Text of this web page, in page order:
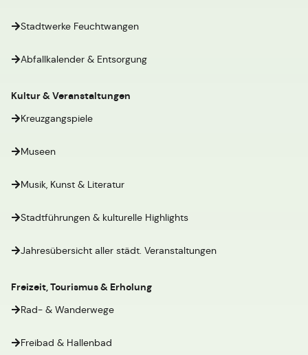
Stadtwerke Feuchtwangen
Abfallkalender & Entsorgung
Kultur & Veranstaltungen
Kreuzgangspiele
Museen
Musik, Kunst & Literatur
Stadtführungen & kulturelle Highlights
Jahresübersicht aller städt. Veranstaltungen
Freizeit, Tourismus & Erholung
Rad- & Wanderwege
Freibad & Hallenbad